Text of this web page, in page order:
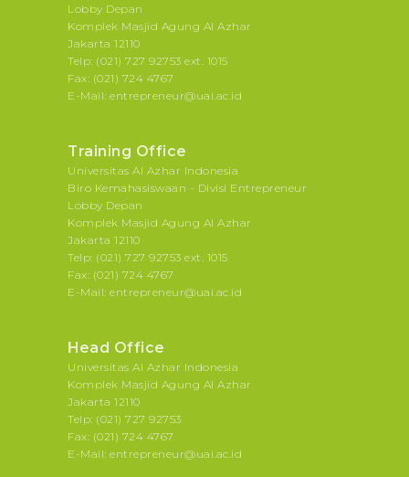
Lobby Depan
Komplek Masjid Agung Al Azhar
Jakarta 12110
Telp: (021) 727 92753 ext. 1015
Fax: (021) 724 4767
E-Mail: entrepreneur@uai.ac.id
Training Office
Universitas Al Azhar Indonesia
Biro Kemahasiswaan - Divisi Entrepreneur
Lobby Depan
Komplek Masjid Agung Al Azhar
Jakarta 12110
Telp: (021) 727 92753 ext. 1015
Fax: (021) 724 4767
E-Mail: entrepreneur@uai.ac.id
Head Office
Universitas Al Azhar Indonesia
Komplek Masjid Agung Al Azhar
Jakarta 12110
Telp: (021) 727 92753
Fax: (021) 724 4767
E-Mail: entrepreneur@uai.ac.id